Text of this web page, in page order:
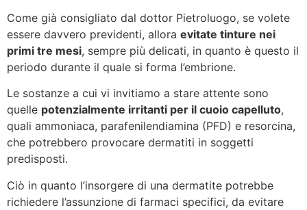
Come già consigliato dal dottor Pietroluogo, se volete
essere davvero previdenti, allora evitate tinture nei
primi tre mesi, sempre più delicati, in quanto è questo il
periodo durante il quale si forma l’embrione.
Le sostanze a cui vi invitiamo a stare attente sono
quelle potenzialmente irritanti per il cuoio capelluto,
quali ammoniaca, parafenilendiamina (PFD) e resorcina,
che potrebbero provocare dermatiti in soggetti
predisposti.
Ciò in quanto l’insorgere di una dermatite potrebbe
richiedere l’assunzione di farmaci specifici, da evitare